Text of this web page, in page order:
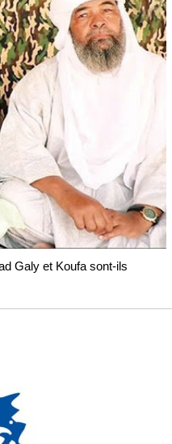
Galy et Koufa sont-ils